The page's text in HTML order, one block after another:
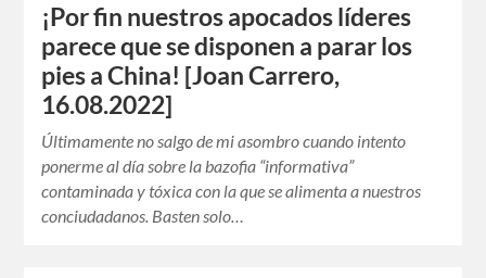
¡Por fin nuestros apocados líderes
parece que se disponen a parar los
pies a China! [Joan Carrero,
16.08.2022]
Últimamente no salgo de mi asombro cuando intento
ponerme al día sobre la bazofia “informativa”
contaminada y tóxica con la que se alimenta a nuestros
conciudadanos. Basten solo…